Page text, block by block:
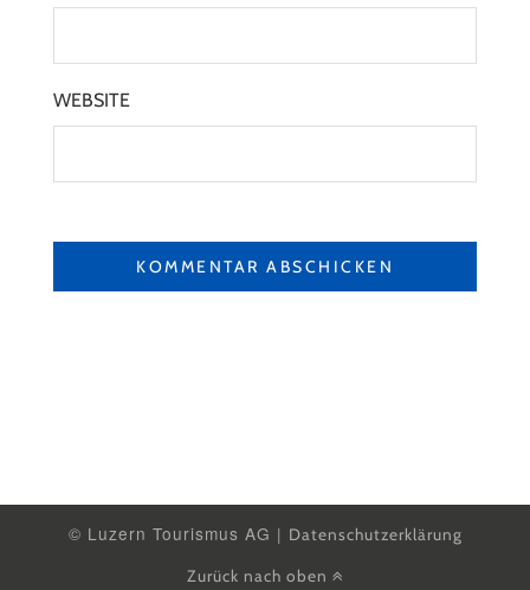
WEBSITE
© Luzern Tourismus AG | Datenschutzerklärung
Zurück nach oben